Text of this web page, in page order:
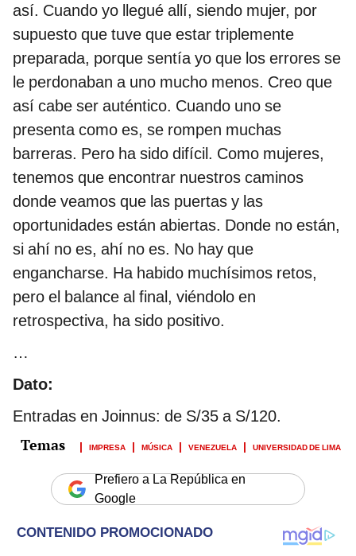
así. Cuando yo llegué allí, siendo mujer, por
supuesto que tuve que estar triplemente
preparada, porque sentía yo que los errores se
le perdonaban a uno mucho menos. Creo que
así cabe ser auténtico. Cuando uno se
presenta como es, se rompen muchas
barreras. Pero ha sido difícil. Como mujeres,
tenemos que encontrar nuestros caminos
donde veamos que las puertas y las
oportunidades están abiertas. Donde no están,
si ahí no es, ahí no es. No hay que
engancharse. Ha habido muchísimos retos,
pero el balance al final, viéndolo en
retrospectiva, ha sido positivo.
…
Dato:
Entradas en Joinnus: de S/35 a S/120.
IMPRESA MÚSICA VENEZUELA UNIVERSIDAD DE LIMA
Prefiero a La República en
Google